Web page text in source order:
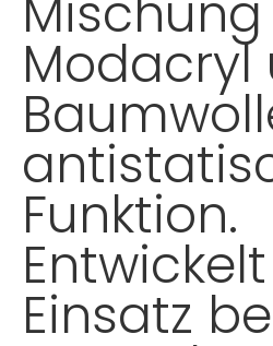
Modacryl
Funktion.
Einsatz